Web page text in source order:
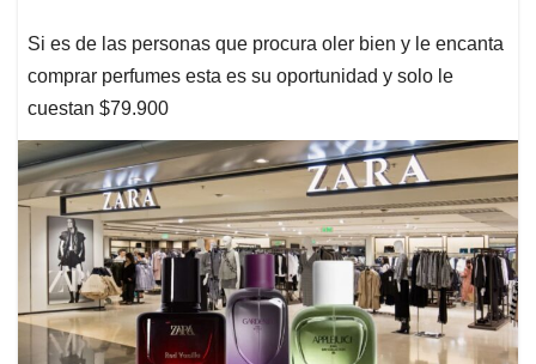
Si es de las personas que procura oler bien y le encanta
comprar perfumes esta es su oportunidad y solo le
cuestan $79.900